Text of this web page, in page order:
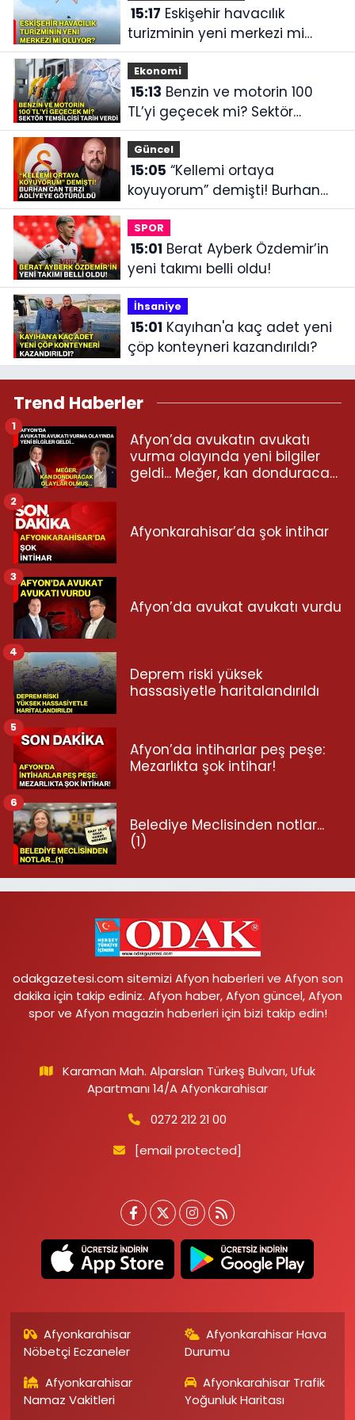
15:17
turizminin yeni merkezi mi
oluyor?
Ekonomi
15:13
TL’yi geçecek mi? Sektör
temsilcisi tarih verdi
Güncel
15:05
koyuyorum” demişti! Burhan
Can Terzi adliyeye götürüldü
SPOR
15:01
yeni takımı belli oldu!
İhsaniye‎
15:01
çöp konteyneri kazandırıldı?
Trend Haberler
Afyon’da avukatın avukatı
vurma olayında yeni bilgiler
geldi... Meğer, kan donduracak
1
Afyonkarahisar’da şok intihar
2
Afyon’da avukat avukatı vurdu
3
Deprem riski yüksek
hassasiyetle haritalandırıldı
4
Afyon’da intiharlar peş peşe:
Mezarlıkta şok intihar!
5
Belediye Meclisinden notlar...
(1)
6
odakgazetesi.com sitemizi Afyon haberleri ve Afyon son
dakika için takip ediniz. Afyon haber, Afyon güncel, Afyon
spor ve Afyon magazin haberleri için bizi takip edin!
Karaman Mah. Alparslan Türkeş Bulvarı, Ufuk
Apartmanı 14/A Afyonkarahisar
0272 212 21 00
[email protected]
Afyonkarahisar
Nöbetçi Eczaneler
Afyonkarahisar Hava
Durumu
Afyonkarahisar
Namaz Vakitleri
Afyonkarahisar Trafik
Yoğunluk Haritası